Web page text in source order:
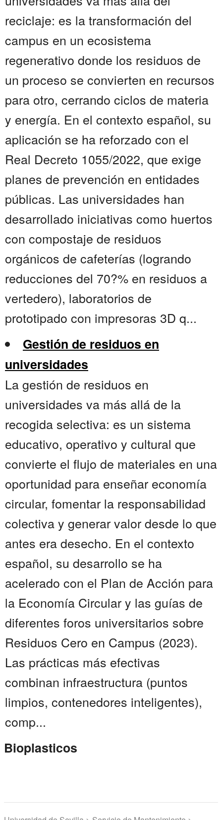
reciclaje: es la transformación del
campus en un ecosistema
regenerativo donde los residuos de
un proceso se convierten en recursos
para otro, cerrando ciclos de materia
y energía. En el contexto español, su
aplicación se ha reforzado con el
Real Decreto 1055/2022, que exige
planes de prevención en entidades
públicas. Las universidades han
desarrollado iniciativas como huertos
con compostaje de residuos
orgánicos de cafeterías (logrando
reducciones del 70?% en residuos a
vertedero), laboratorios de
prototipado con impresoras 3D q...
Gestión de residuos en
universidades
La gestión de residuos en
universidades va más allá de la
recogida selectiva: es un sistema
educativo, operativo y cultural que
convierte el flujo de materiales en una
oportunidad para enseñar economía
circular, fomentar la responsabilidad
colectiva y generar valor desde lo que
antes era desecho. En el contexto
español, su desarrollo se ha
acelerado con el Plan de Acción para
la Economía Circular y las guías de
diferentes foros universitarios sobre
Residuos Cero en Campus (2023).
Las prácticas más efectivas
combinan infraestructura (puntos
limpios, contenedores inteligentes),
comp...
Bioplasticos